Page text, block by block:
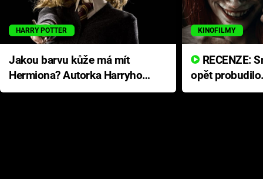
HARRY POTTER
Jakou barvu kůže má mít
Hermiona? Autorka Harryho
Pottera přišla s ráznou
KINOFILMY
opět
přichází s